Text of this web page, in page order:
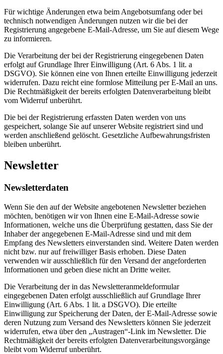
Für wichtige Änderungen etwa beim Angebotsumfang oder bei
technisch notwendigen Änderungen nutzen wir die bei der
Registrierung angegebene E-Mail-Adresse, um Sie auf diesem Wege
zu informieren.
Die Verarbeitung der bei der Registrierung eingegebenen Daten
erfolgt auf Grundlage Ihrer Einwilligung (Art. 6 Abs. 1 lit. a
DSGVO). Sie können eine von Ihnen erteilte Einwilligung jederzeit
widerrufen. Dazu reicht eine formlose Mitteilung per E-Mail an uns.
Die Rechtmäßigkeit der bereits erfolgten Datenverarbeitung bleibt
vom Widerruf unberührt.
Die bei der Registrierung erfassten Daten werden von uns
gespeichert, solange Sie auf unserer Website registriert sind und
werden anschließend gelöscht. Gesetzliche Aufbewahrungsfristen
bleiben unberührt.
Newsletter
Newsletterdaten
Wenn Sie den auf der Website angebotenen Newsletter beziehen
möchten, benötigen wir von Ihnen eine E-Mail-Adresse sowie
Informationen, welche uns die Überprüfung gestatten, dass Sie der
Inhaber der angegebenen E-Mail-Adresse sind und mit dem
Empfang des Newsletters einverstanden sind. Weitere Daten werden
nicht bzw. nur auf freiwilliger Basis erhoben. Diese Daten
verwenden wir ausschließlich für den Versand der angeforderten
Informationen und geben diese nicht an Dritte weiter.
Die Verarbeitung der in das Newsletteranmeldeformular
eingegebenen Daten erfolgt ausschließlich auf Grundlage Ihrer
Einwilligung (Art. 6 Abs. 1 lit. a DSGVO). Die erteilte
Einwilligung zur Speicherung der Daten, der E-Mail-Adresse sowie
deren Nutzung zum Versand des Newsletters können Sie jederzeit
widerrufen, etwa über den „Austragen“-Link im Newsletter. Die
Rechtmäßigkeit der bereits erfolgten Datenverarbeitungsvorgänge
bleibt vom Widerruf unberührt.